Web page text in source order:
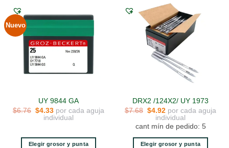
opciones
pueden
elegir
la
producto
Las
opciones
se
pueden
elegir
en
la
página
producto
Nuevo
UY 9844 GA
$6.76 El
precio
$6.76.
$4.33El
precio
$4.33.
por cada aguja
individual
Elegir grosor y punta
DRX2 /124X2/ UY 1973
$7.68 El
precio
original
era:
$7.68.
$4.92 El
precio
actual
es:
$4.92.
por cada aguja
individual
cant mín de pedido: 5
Elegir grosor y punta